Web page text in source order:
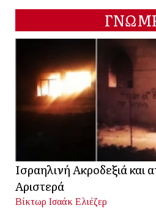
Ισραηλινή Ακροδεξιά και
Αριστερά
Βίκτωρ Ισαάκ Ελιέζερ